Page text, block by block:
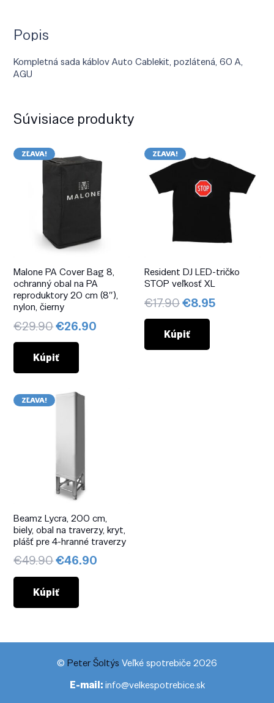
Popis
Kompletná sada káblov Auto Cablekit, pozlátená, 60 A,
AGU
Súvisiace produkty
ZĽAVA!
Malone PA Cover Bag 8,
ochranný obal na PA
reproduktory 20 cm (8″),
nylon, čierny
€29.90Pôvodná
cena
bola:
€29.90.
€26.90 Aktuálna
Kúpiť
ZĽAVA!
Resident DJ LED-tričko
STOP veľkosť XL
€17.90Pôvodná
cena
bola:
€17.90.
€8.95Aktuálna
Kúpiť
ZĽAVA!
Beamz Lycra, 200 cm,
biely, obal na traverzy, kryt,
plášť pre 4-hranné traverzy
€49.90Pôvodná
cena
bola:
€49.90.
€46.90
Kúpiť
© Peter Šoltýs Veľké spotrebiče 2026
E-mail:info@velkespotrebice.sk